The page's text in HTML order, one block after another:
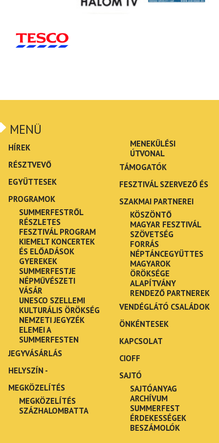
MENÜ
HÍREK
RÉSZTVEVŐ
EGYÜTTESEK
PROGRAMOK
SUMMERFESTRŐL
RÉSZLETES
FESZTIVÁL PROGRAM
KIEMELT KONCERTEK
ÉS ELŐADÁSOK
GYEREKEK
SUMMERFESTJE
NÉPMŰVÉSZETI
VÁSÁR
UNESCO SZELLEMI
KULTURÁLIS ÖRÖKSÉG
NEMZETI JEGYZÉK
ELEMEI A
SUMMERFESTEN
JEGYVÁSÁRLÁS
HELYSZÍN -
MEGKÖZELÍTÉS
MEGKÖZELÍTÉS
SZÁZHALOMBATTA
MENEKÜLÉSI
ÚTVONAL
TÁMOGATÓK
FESZTIVÁL SZERVEZŐ ÉS
SZAKMAI PARTNEREI
KÖSZÖNTŐ
MAGYAR FESZTIVÁL
SZÖVETSÉG
FORRÁS
NÉPTÁNCEGYÜTTES
MAGYAROK
ÖRÖKSÉGE
ALAPÍTVÁNY
RENDEZŐ PARTNEREK
VENDÉGLÁTÓ CSALÁDOK
ÖNKÉNTESEK
KAPCSOLAT
CIOFF
SAJTÓ
SAJTÓANYAG
ARCHÍVUM
SUMMERFEST
ÉRDEKESSÉGEK
BESZÁMOLÓK